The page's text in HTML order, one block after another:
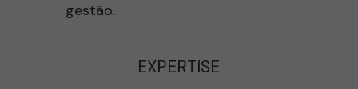
gestão.
EXPERTISE